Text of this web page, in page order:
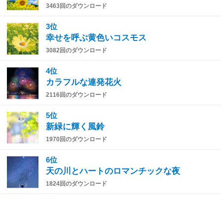
3463回のダウンロード
3位
幸せを呼ぶ黄色いコスモス
3082回のダウンロード
4位
カラフルな連発花火
2116回のダウンロード
5位
新緑に輝く風鈴
1970回のダウンロード
6位
天の川とハートのロマンチックな夜
1824回のダウンロード